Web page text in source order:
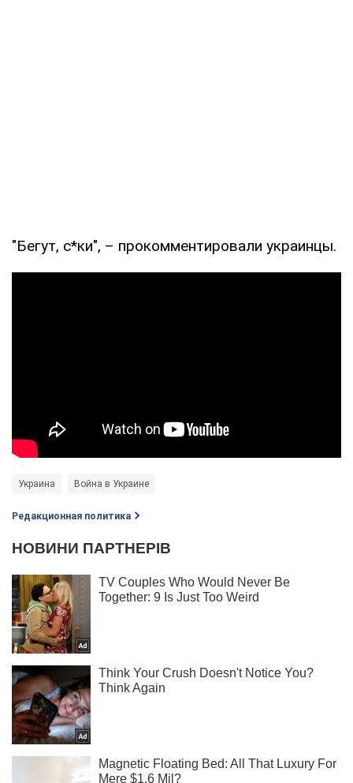
"Бегут, с*ки", – прокомментировали украинцы.
Украина Война в Украине
Редакционная политика